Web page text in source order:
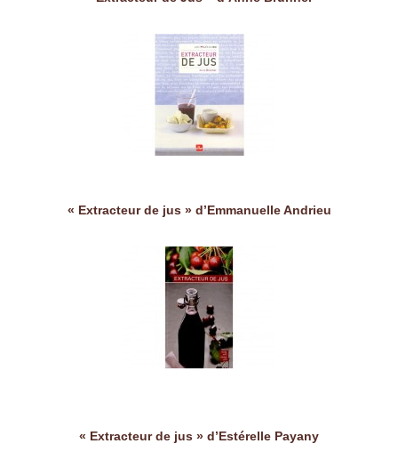
« Extracteur de jus » d’Emmanuelle Andrieu
« Extracteur de jus » d’Estérelle Payany